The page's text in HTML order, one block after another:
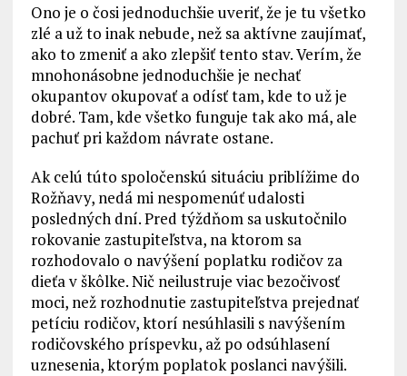
Ono je o čosi jednoduchšie uveriť, že je tu všetko
zlé a už to inak nebude, než sa aktívne zaujímať,
ako to zmeniť a ako zlepšiť tento stav. Verím, že
mnohonásobne jednoduchšie je nechať
okupantov okupovať a odísť tam, kde to už je
dobré. Tam, kde všetko funguje tak ako má, ale
pachuť pri každom návrate ostane.
Ak celú túto spoločenskú situáciu priblížime do
Rožňavy, nedá mi nespomenúť udalosti
posledných dní. Pred týždňom sa uskutočnilo
rokovanie zastupiteľstva, na ktorom sa
rozhodovalo o navýšení poplatku rodičov za
dieťa v škôlke. Nič neilustruje viac bezočivosť
moci, než rozhodnutie zastupiteľstva prejednať
petíciu rodičov, ktorí nesúhlasili s navýšením
rodičovského príspevku, až po odsúhlasení
uznesenia, ktorým poplatok poslanci navýšili.